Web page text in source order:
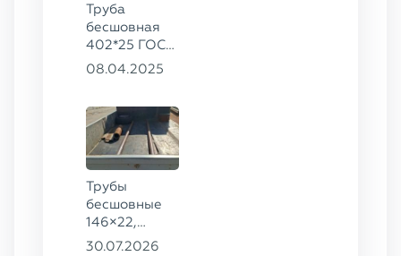
Труба
бесшовная
402*25 ГОСТ
8732-78
08.04.2025
Трубы
бесшовные
146×22,
68×12 ГОСТ
30.07.2026